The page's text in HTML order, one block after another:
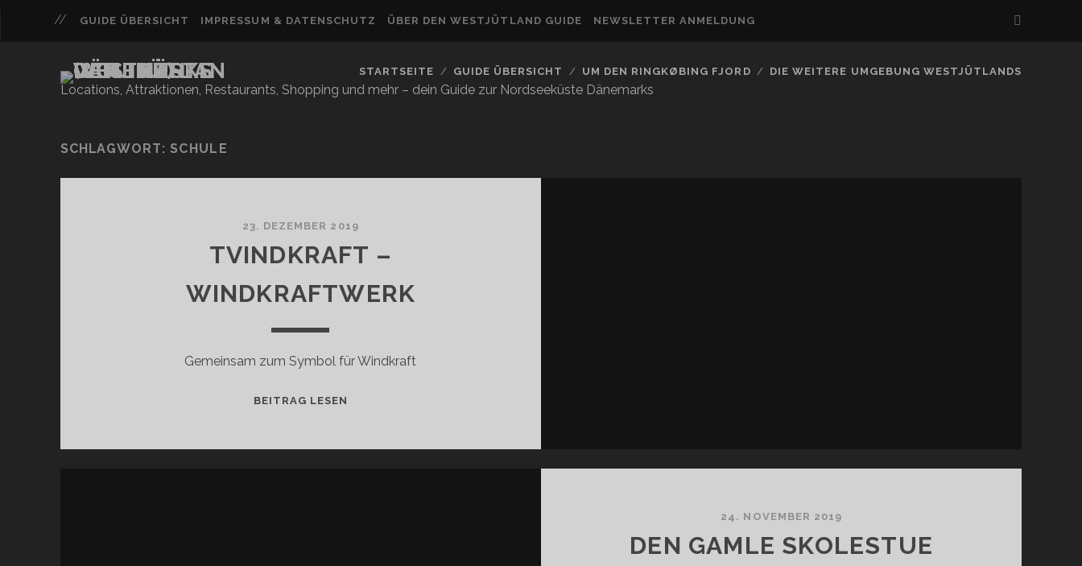
GUIDE ÜBERSICHT IMPRESSUM & DATENSCHUTZ ÜBER DEN WESTJÜTLAND GUIDE NEWSLETTER ANMELDUNG
Locations, Attraktionen, Restaurants, Shopping und mehr – dein Guide zur Nordseeküste Dänemarks
STARTSEITE GUIDE ÜBERSICHT UM DEN RINGKØBING FJORD DIE WEITERE UMGEBUNG WESTJÜTLANDS
SCHLAGWORT:SCHULE
23. DEZEMBER 2019
TVINDKRAFT –
WINDKRAFTWERK
Gemeinsam zum Symbol für Windkraft
BEITRAG LESEN
24. NOVEMBER 2019
DEN GAMLE SKOLESTUE